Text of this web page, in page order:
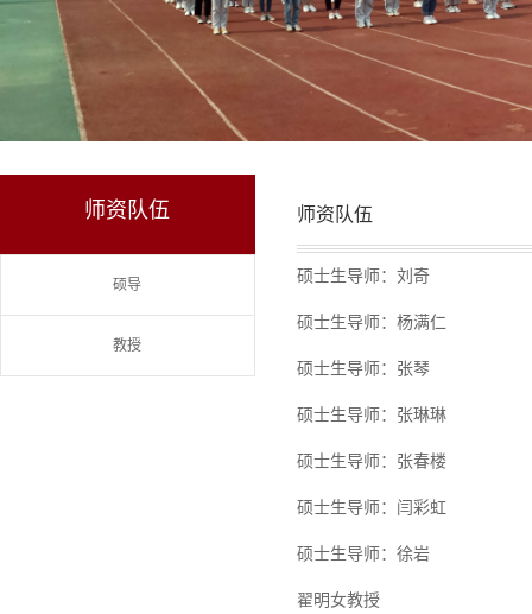
师资队伍
硕导
教授
师资队伍
硕士生导师：刘奇
硕士生导师：杨满仁
硕士生导师：张琴
硕士生导师：张琳琳
硕士生导师：张春楼
硕士生导师：闫彩虹
硕士生导师：徐岩
翟明女教授